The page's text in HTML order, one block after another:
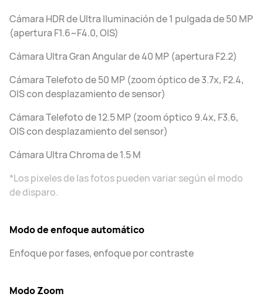
Cámara HDR de Ultra Iluminación de 1 pulgada de 50 MP
(apertura F1.6~F4.0, OIS)
Cámara Ultra Gran Angular de 40 MP (apertura F2.2)
Cámara Telefoto de 50 MP (zoom óptico de 3.7x, F2.4,
OIS con desplazamiento de sensor)
Cámara Telefoto de 12.5 MP (zoom óptico 9.4x, F3.6,
OIS con desplazamiento del sensor)
Cámara Ultra Chroma de 1.5 M
*Los pixeles de las fotos pueden variar según el modo
de disparo.
Modo de enfoque automático
Enfoque por fases, enfoque por contraste
Modo Zoom